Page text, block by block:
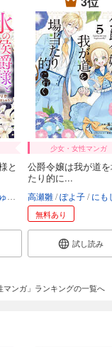
と
エトワール編集部
少女・女性マンガ
公爵令嬢は我が道
たり的に...
高瀬雛 ぽよ子 にも
無料あり
試し読み
マンガ」ランキングの一覧へ